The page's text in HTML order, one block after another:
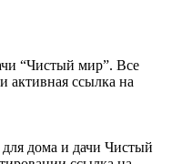
“Чистый мир”. Все
активная ссылка на
дома и дачи Чистый